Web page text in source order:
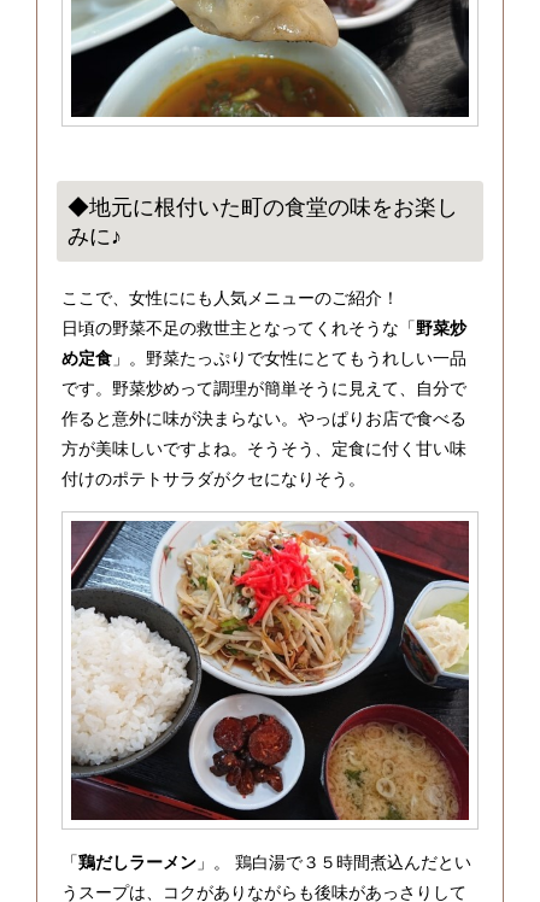
◆地元に根付いた町の食堂の味をお楽し
みに♪
ここで、女性ににも人気メニューのご紹介！
日頃の野菜不足の救世主となってくれそうな「野菜炒
め定食」。野菜たっぷりで女性にとてもうれしい一品
です。野菜炒めって調理が簡単そうに見えて、自分で
作ると意外に味が決まらない。やっぱりお店で食べる
方が美味しいですよね。そうそう、定食に付く甘い味
付けのポテトサラダがクセになりそう。
「鶏だしラーメン」。 鶏白湯で３５時間煮込んだとい
うスープは、コクがありながらも後味があっさりして